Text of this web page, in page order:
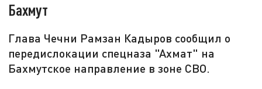
Бахмут
Глава Чечни Рамзан Кадыров сообщил о
передислокации спецназа "Ахмат" на
Бахмутское направление в зоне СВО.